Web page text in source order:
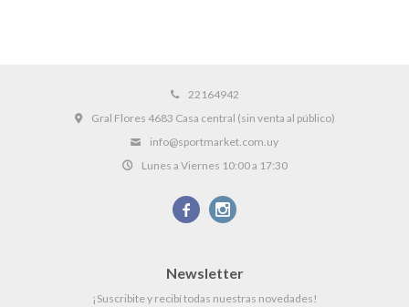
22164942
Gral Flores 4683 Casa central (sin venta al público)
info@sportmarket.com.uy
Lunes a Viernes 10:00 a 17:30
 
Newsletter
¡Suscribite y recibí todas nuestras novedades!